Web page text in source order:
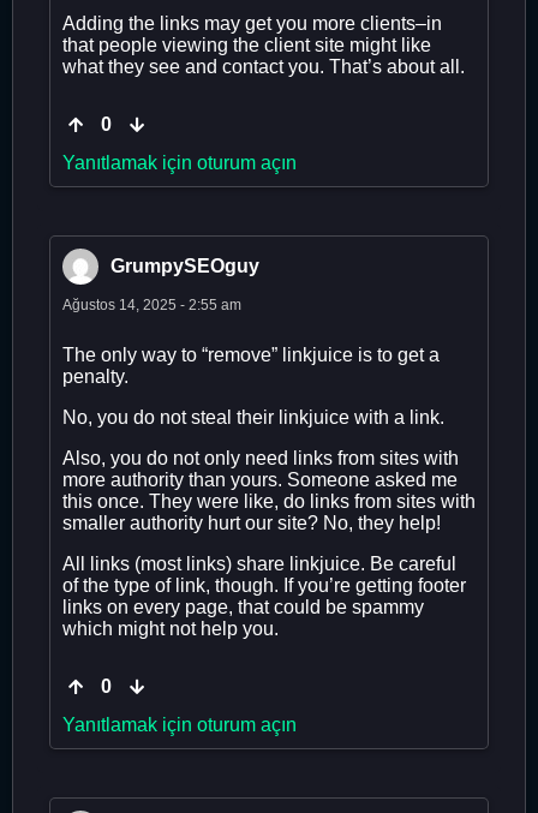
Adding the links may get you more clients–in
that people viewing the client site might like
what they see and contact you. That’s about all.
0
Yanıtlamak için oturum açın
GrumpySEOguy
Ağustos 14, 2025 - 2:55 am
The only way to “remove” linkjuice is to get a
penalty.
No, you do not steal their linkjuice with a link.
Also, you do not only need links from sites with
more authority than yours. Someone asked me
this once. They were like, do links from sites with
smaller authority hurt our site? No, they help!
All links (most links) share linkjuice. Be careful
of the type of link, though. If you’re getting footer
links on every page, that could be spammy
which might not help you.
0
Yanıtlamak için oturum açın